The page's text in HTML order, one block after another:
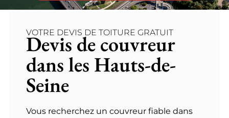
VOTRE DEVIS DE TOITURE GRATUIT
Devis de couvreur
dans les Hauts-de-
Seine
Vous recherchez un couvreur fiable dans